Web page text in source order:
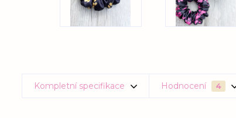
Kompletní specifikace Hodnocení 4